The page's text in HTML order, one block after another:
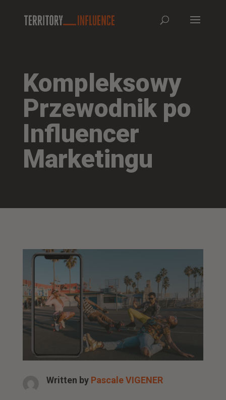
Kompleksowy
Przewodnik po
Influencer
Marketingu
Written by Pascale VIGENER